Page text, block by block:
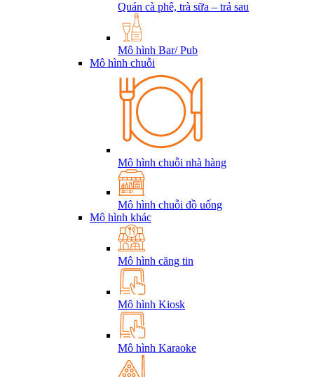
Quán cà phê, trà sữa – trả sau
Mô hình Bar/ Pub
Mô hình chuỗi
Mô hình chuỗi nhà hàng
Mô hình chuỗi đồ uống
Mô hình khác
Mô hình căng tin
Mô hình Kiosk
Mô hình Karaoke